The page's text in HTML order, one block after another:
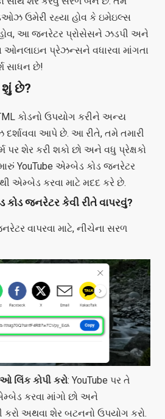
ઉમેરી રહ્યા હોવ કે ઇમેઇલ્સ
હોવ, આ જનરેટર પ્રોસેસને ઝડપી અને
પ્રેઝન્સને વધારવા માંગતા
સાધન છે!
શું છે?
કોડનો ઉપયોગ કરીને અન્ય
આપે છે. આ રીતે, તમે તમારી
પર શેર કરી શકો છો અને વધુ પ્રેક્ષકો
YouTube એમ્બેડ કોડ જનરેટર
એમ્બેડ કરવા માટે મદદ કરે છે.
જનરેટર કેવી રીતે વાપરવું?
વાપરવા માટે, નીચેના સરળ
લિંક કોપી કરો: YouTube પર તે
કરવા માંગો છો અને
કરો અથવા શેર બટનનો ઉપયોગ કરો.